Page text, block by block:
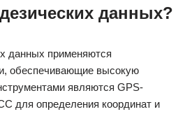
данных?
данных применяются
обеспечивающие высокую
являются GPS-
для определения координат и